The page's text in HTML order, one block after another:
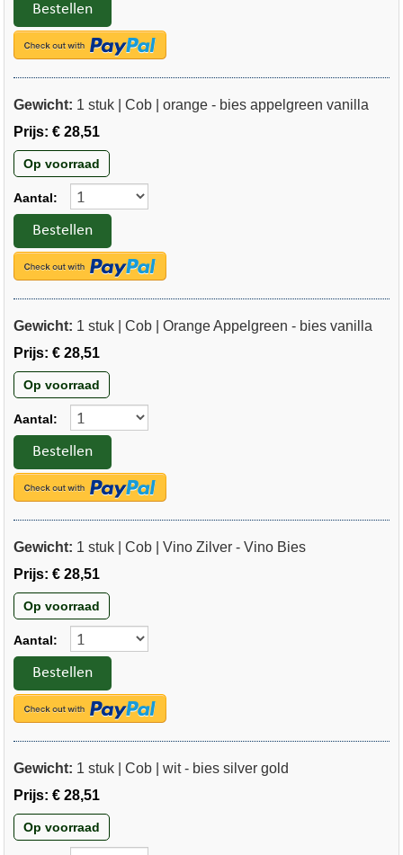
Bestellen
Gewicht: 1 stuk | Cob | orange - bies appelgreen vanilla
Prijs: € 28,51
Op voorraad
Aantal:
Bestellen
Gewicht: 1 stuk | Cob | Orange Appelgreen - bies vanilla
Prijs: € 28,51
Op voorraad
Aantal:
Bestellen
Gewicht: 1 stuk | Cob | Vino Zilver - Vino Bies
Prijs: € 28,51
Op voorraad
Aantal:
Bestellen
Gewicht: 1 stuk | Cob | wit - bies silver gold
Prijs: € 28,51
Op voorraad